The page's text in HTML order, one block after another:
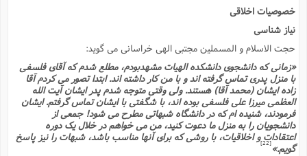
خصوصیات اخلاقى
نیاز شناسى
حجت الاسلام و المسملین مجتبى الهى خراسانى مى گوید:
«زمانى که دانشجوى دانشکده الهیات مشهدبودم، مطلع شدم که آقاى فلسفى
با منزل پدرى تماس گرفته اند و با من کار داشته اند. ابتدا تصور مى کردم آقا
زاده ایشان (محمد آقا) هستند. ولى وقتى متوجه شدم پدر ایشان آیت الله
العظمى میرزا على فلسفى بوده اند، با شگفتى با ایشان تماس گرفتم. ایشان
فرمودند، شنیده ام که در دانشگاه شبهاتى مطرح مى شود! جمعى از
دانشجویان را به منزل ما دعوت کنید، من مى خواهم در خلال یک دوره
اعتقادات و اخلاقیات، با روشى که براى آنها مناسب باشد، شبهات را نیز پاسخ
گویم.»